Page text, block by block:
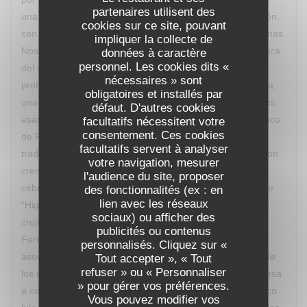
partenaires utilisent des
cookies sur ce site, pouvant
impliquer la collecte de
données à caractère
personnel. Les cookies dits «
nécessaires » sont
obligatoires et installés par
défaut. D'autres cookies
facultatifs nécessitent votre
consentement. Ces cookies
facultatifs servent à analyser
votre navigation, mesurer
l'audience du site, proposer
des fonctionnalités (ex : en
lien avec les réseaux
sociaux) ou afficher des
publicités ou contenus
personnalisés. Cliquez sur «
Tout accepter », « Tout
refuser » ou « Personnaliser
» pour gérer vos préférences.
Vous pouvez modifier vos
una detallada explicación de los ingredientes y elaboración,
con lo que vas descubriendo los múltiples sabores y aromas.
Nos deleitamos con “Le Dubarry revisité” una crema clásica
del recetario francés reinterpretada y con la coliflor como
protagonista, “Sur le Banc d’Arguin” un guiño a Mauritania,
una ensalada de quinoa, mousse de foie gras y calamares
asados con caldo yodado, “Fricassée de Saint-Jaques coco
de Paimpol” una particular interpretación de un plato
tradicional aplicado a las vieiras, “Pièce de boeuf grillé” con
cremoso de gorgonzola, polenta crujiente, compota de
cebolla roja y nueces tostadas, cerrando con un postre de
“Higos asados al vino tinto especiado, crema de vainilla y
crujiente de pistacho". El maridaje lo aportó un Château
Ferran de Pessac Léognan Con frecuencia el Chef va
asomándose, con discreción, para observar la reacción de
los comensales a sus creaciones, saliendo en la sobremesa
a comentar y explicar los procesos. Un desfile de auténtico